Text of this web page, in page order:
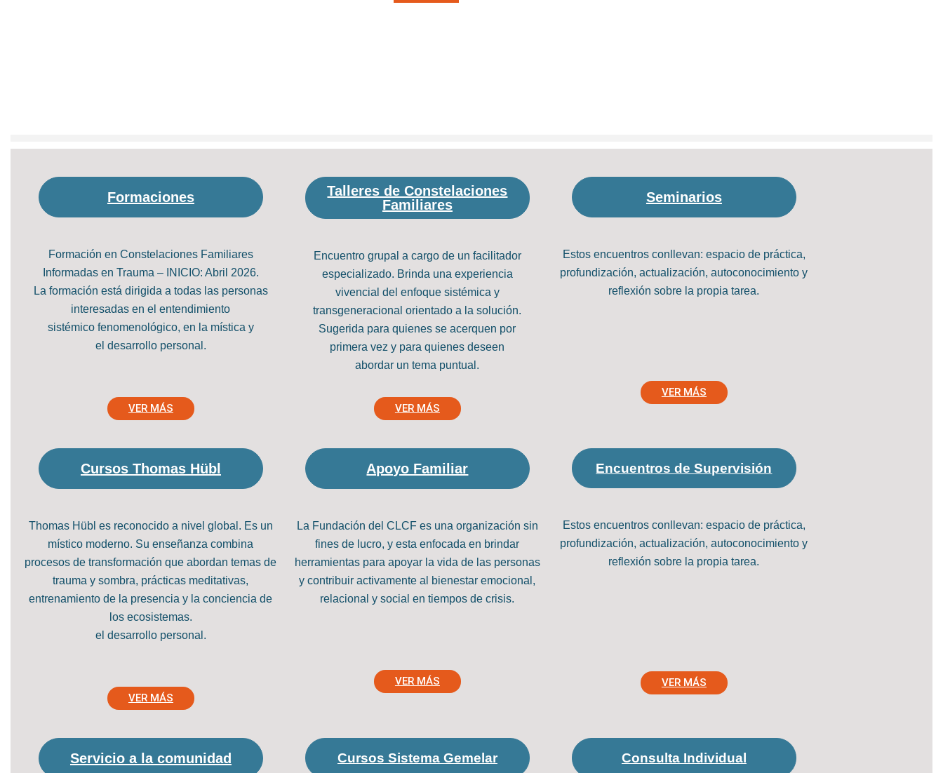
Formaciones
Formación en Constelaciones Familiares
Informadas en Trauma – INICIO: Abril 2026.
La formación está dirigida a todas las personas
interesadas en el entendimiento
sistémico fenomenológico, en la mística y
el desarrollo personal.
VER MÁS
Talleres de Constelaciones
Familiares
Encuentro grupal a cargo de un facilitador
especializado. Brinda una experiencia
vivencial del enfoque sistémica y
transgeneracional orientado a la solución.
Sugerida para quienes se acerquen por
primera vez y para quienes deseen
abordar un tema puntual.
VER MÁS
Seminarios
Estos encuentros conllevan: espacio de práctica,
profundización, actualización, autoconocimiento y
reflexión sobre la propia tarea.
VER MÁS
Cursos Thomas Hübl
Thomas Hübl es reconocido a nivel global. Es un
místico moderno. Su enseñanza combina
procesos de transformación que abordan temas de
trauma y sombra, prácticas meditativas,
entrenamiento de la presencia y la conciencia de
los ecosistemas.
el desarrollo personal.
VER MÁS
Apoyo Familiar
La Fundación del CLCF es una organización sin
fines de lucro, y esta enfocada en brindar
herramientas para apoyar la vida de las personas
y contribuir activamente al bienestar emocional,
relacional y social en tiempos de crisis.
VER MÁS
Encuentros de Supervisión
Estos encuentros conllevan: espacio de práctica,
profundización, actualización, autoconocimiento y
reflexión sobre la propia tarea.
VER MÁS
Servicio a la comunidad Cursos Sistema Gemelar Consulta Individual